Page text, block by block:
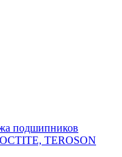
подшипников
TEROSON